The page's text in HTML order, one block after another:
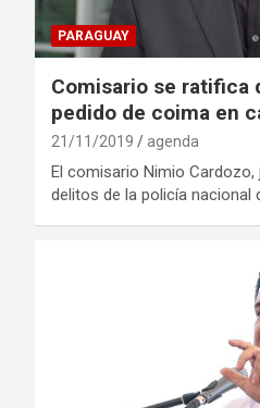
PARAGUAY
Comisario se ratifica
pedido de coima en
21/11/2019 agenda
El comisario Nimio
delitos de la policía nacional